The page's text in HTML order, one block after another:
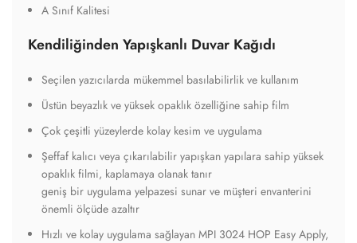
A Sınıf Kalitesi
Kendiliğinden Yapışkanlı Duvar Kağıdı
Seçilen yazıcılarda mükemmel basılabilirlik ve kullanım
Üstün beyazlık ve yüksek opaklık özelliğine sahip film
Çok çeşitli yüzeylerde kolay kesim ve uygulama
Şeffaf kalıcı veya çıkarılabilir yapışkan yapılara sahip yüksek
opaklık filmi, kaplamaya olanak tanır
geniş bir uygulama yelpazesi sunar ve müşteri envanterini
önemli ölçüde azaltır
Hızlı ve kolay uygulama sağlayan MPI 3024 HOP Easy Apply,